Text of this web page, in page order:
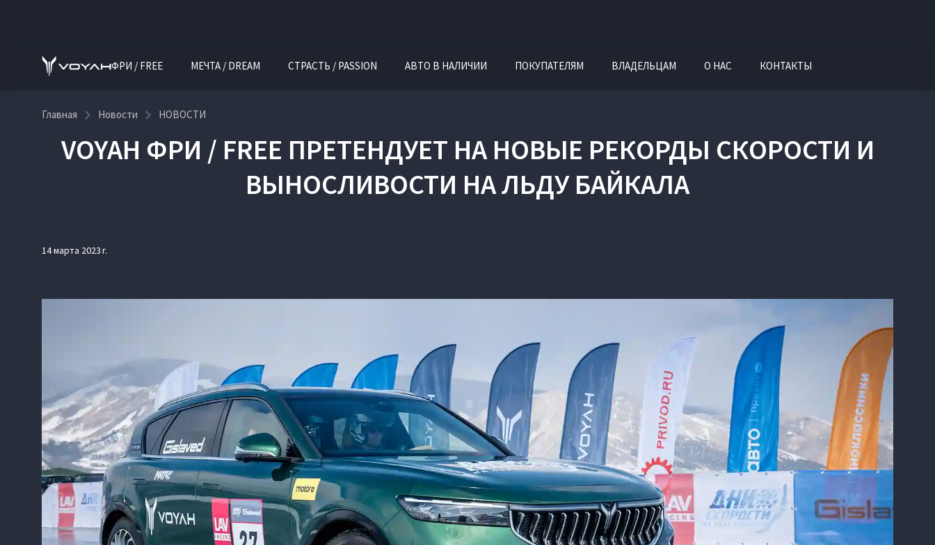
ФРИ / FREE МЕЧТА / DREAM СТРАСТЬ / PASSION АВТО В НАЛИЧИИ ПОКУПАТЕЛЯМ ВЛАДЕЛЬЦАМ О НАС КОНТАКТЫ
Главная Новости НОВОСТИ
VOYAH ФРИ / FREE ПРЕТЕНДУЕТ НА НОВЫЕ РЕКОРДЫ СКОРОСТИ И
ВЫНОСЛИВОСТИ НА ЛЬДУ БАЙКАЛА
14 марта 2023 г.